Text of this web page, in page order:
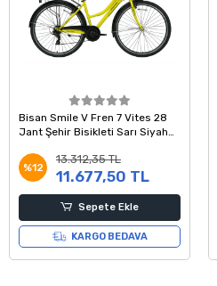
Bisan Smile V Fren 7 Vites 28
Jant Şehir Bisikleti Sarı Siyah
%12
13.312,35 TL
11.677,50 TL
Sepete Ekle
KARGO BEDAVA